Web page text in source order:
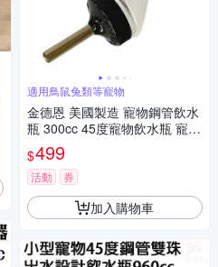
適用鳥鼠兔類等寵物
金德恩 美國製造 寵物鋼管飲水
瓶 300cc 45度寵物飲水瓶 寵物
餵水器 LIXIT 餵食器 飲水 飲水
瓶
$499
活動 券
加入購物車